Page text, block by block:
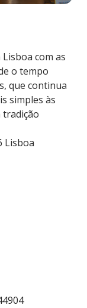
com as
o tempo
que continua
simples às
tradição
Lisboa